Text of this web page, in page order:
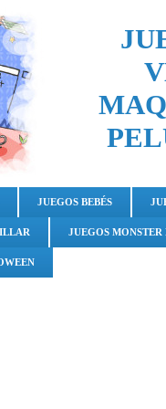
JUEGOS BEBÉS
JUEGOS